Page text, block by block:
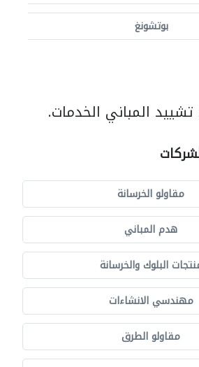
بوتشونغ
المباني الخدمات.
مقاولو الخرسانة
هدم المباني
البلوك والخرسانة
مهندسي الانشاءات
مقاولو الطرق